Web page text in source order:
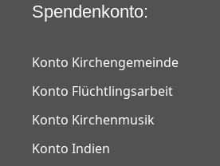
Spendenkonto:
Konto Kirchengemeinde
Konto Flüchtlingsarbeit
Konto Kirchenmusik
Konto Indien